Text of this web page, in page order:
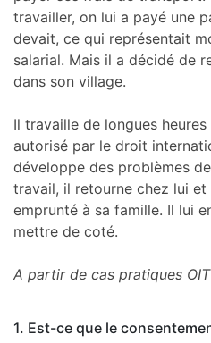
travailler, on lui a payé une
devait, ce qui représentait
salarial. Mais il a décidé de
dans son village.
Il travaille de longues
autorisé par le droit
développe des problèmes
travail, il retourne chez lui et
emprunté à sa famille. Il lui
mettre de coté.
A partir de cas pratiques OIT
1. Est-ce que le